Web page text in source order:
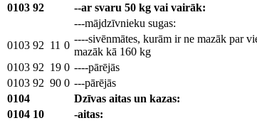
0103 92
--ar svaru 50 kg vai vairāk:
---mājdzīvnieku sugas:
0103 92 11 0
----sivēnmātes, kurām ir ne mazāk par
mazāk kā 160 kg
0103 92 19 0 ----pārējās
0103 92 90 0 ---pārējās
0104
Dzīvas aitas un kazas:
0104 10
-aitas: